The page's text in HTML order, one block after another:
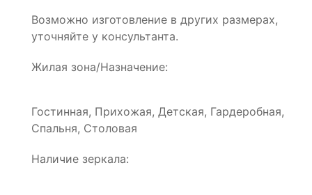
Возможно изготовление в других размерах,
уточняйте у консультанта.
Жилая зона/Назначение:
Гостинная, Прихожая, Детская, Гардеробная,
Спальня, Столовая
Наличие зеркала: